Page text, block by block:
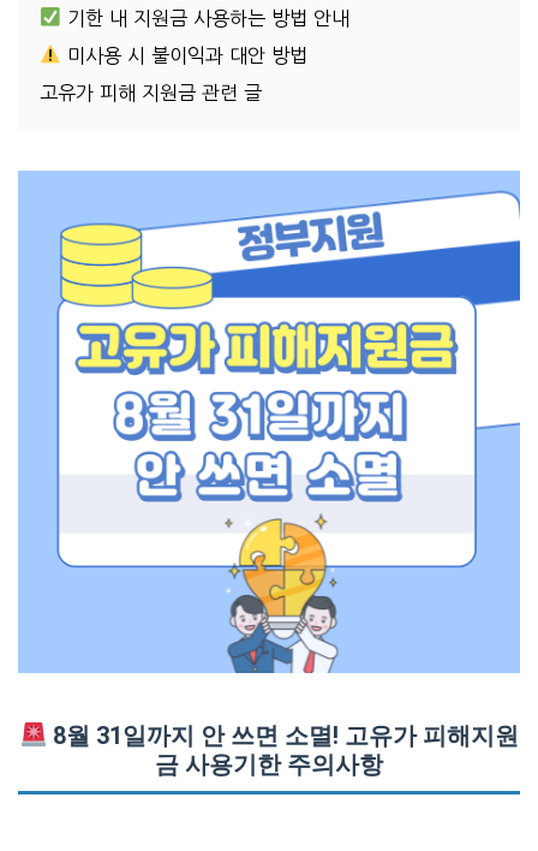
기한 내 지원금 사용하는 방법 안내
미사용 시 불이익과 대안 방법
고유가 피해 지원금 관련 글
8월 31일까지 안 쓰면 소멸! 고유가 피해지원
금 사용기한 주의사항